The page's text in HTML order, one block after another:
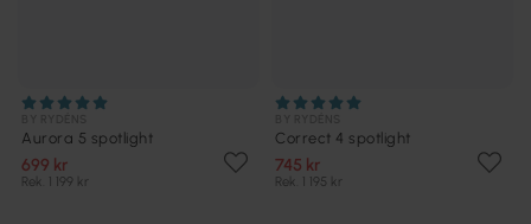
Aurora 5 spotlight
699 kr
Rek. 1 199 kr
Correct 4 spotlight
745 kr
Rek. 1 195 kr